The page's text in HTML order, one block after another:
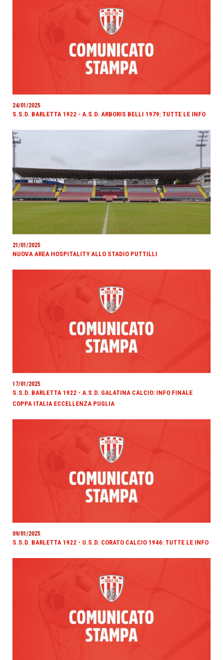
24/01/2025
S.S.D. BARLETTA 1922 - A.S.D. ARBORIS BELLI 1979: TUTTE LE INFO
21/01/2025
NUOVA AREA HOSPITALITY ALLO STADIO PUTTILLI
17/01/2025
S.S.D. BARLETTA 1922 - A.S.D. GALATINA CALCIO: INFO FINALE
COPPA ITALIA ECCELLENZA PUGLIA
09/01/2025
S.S.D. BARLETTA 1922 - U.S.D. CORATO CALCIO 1946: TUTTE LE INFO